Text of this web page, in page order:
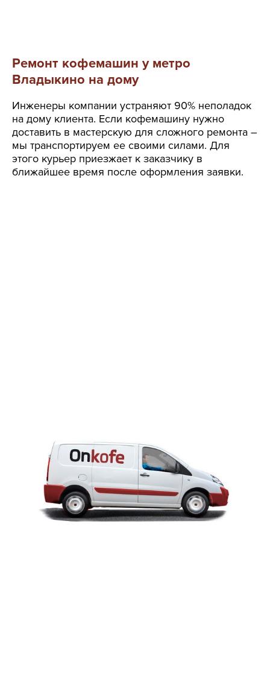
Ремонт кофемашин у метро
Владыкино на дому
Инженеры компании устраняют 90% неполадок
на дому клиента. Если кофемашину нужно
доставить в мастерскую для сложного ремонта –
мы транспортируем ее своими силами. Для
этого курьер приезжает к заказчику в
ближайшее время после оформления заявки.